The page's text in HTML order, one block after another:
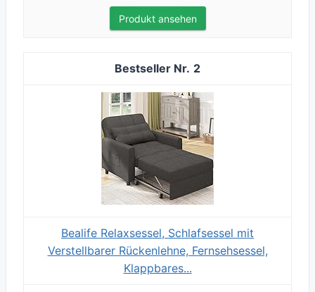
Produkt ansehen
2
Bealife Relaxsessel, Schlafsessel mit
Verstellbarer Rückenlehne, Fernsehsessel,
Klappbares...